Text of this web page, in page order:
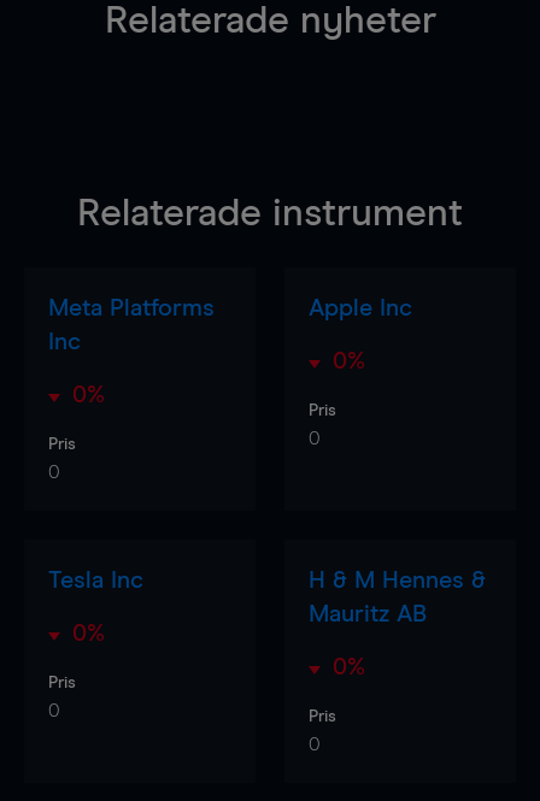
Relaterade nyheter
Relaterade instrument
Meta Platforms
Inc
0%
Pris
0
Apple Inc
0%
Pris
0
Tesla Inc
0%
Pris
0
H & M Hennes &
Mauritz AB
0%
Pris
0